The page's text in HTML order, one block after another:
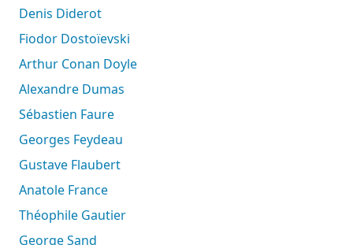
Denis Diderot
Fiodor Dostoïevski
Arthur Conan Doyle
Alexandre Dumas
Sébastien Faure
Georges Feydeau
Gustave Flaubert
Anatole France
Théophile Gautier
George Sand